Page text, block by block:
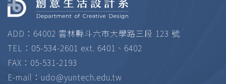
ADD：64002 雲林縣斗六市大學路三段 123 號
TEL：05-534-2601 ext. 6401、6402
FAX：05-531-2193
E-mail： udo@yuntech.edu.tw